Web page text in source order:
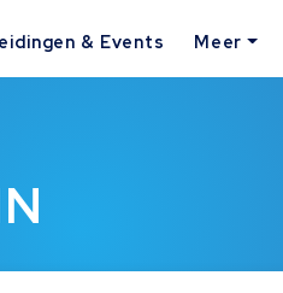
& Events Meer